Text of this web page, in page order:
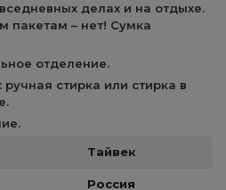
делах и на отдыхе.
пакетам – нет! Сумка
отделение.
стирка или стирка в
Тайвек
Россия